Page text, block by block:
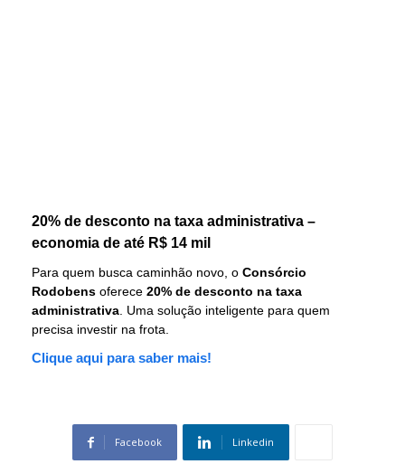
20% de desconto na taxa administrativa –
economia de até R$ 14 mil
Para quem busca caminhão novo, o Consórcio
Rodobens oferece 20% de desconto na taxa
administrativa . Uma solução inteligente para quem
precisa investir na frota.
Clique aqui para saber mais!
Facebook Linkedin